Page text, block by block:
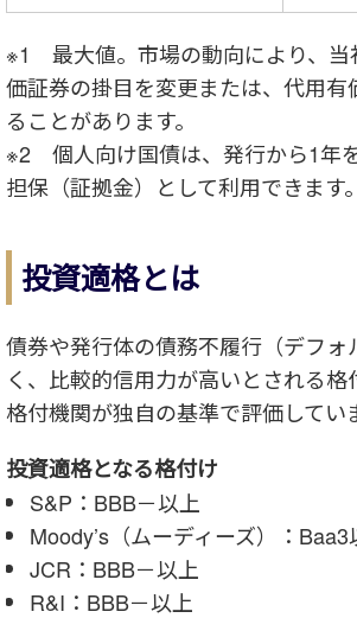
※1 最大値。市場の動向により、当
価証券の掛目を変更または、代用有
ることがあります。
※2 個人向け国債は、発行から1年
担保（証拠金）として利用できます。
投資適格とは
債券や発行体の債務不履行（デフォ
く、比較的信用力が高いとされる格
格付機関が独自の基準で評価してい
投資適格となる格付け
S&P：BBB－以上
Moody’s（ムーディーズ）：Baa3
JCR：BBB－以上
R&I：BBB－以上